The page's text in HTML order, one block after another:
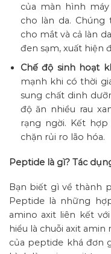
của màn hình
cho làn da. Chúng
cho mắt và cả làn
đen sạm, xuất hiện
Chế độ sinh hoạt
mạnh khi có thời
sung chất dinh
độ ăn nhiều rau
rạng ngời. Kết
chặn rủi ro lão hóa.
Peptide là gì? Tác
Bạn biết gì về thành
Peptide là những
amino axit liên kết
hiểu là chuỗi axit
của peptide khá đơn